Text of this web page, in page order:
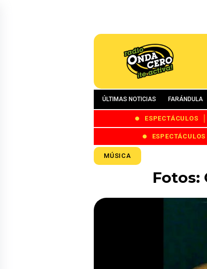
ÚLTIMAS NOTICIAS FARÁNDULA
ESPECTÁCULOS
ESPECTÁCULOS
MÚSICA
Fotos: